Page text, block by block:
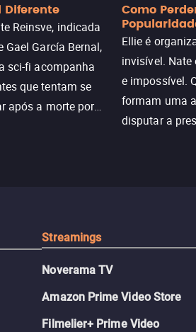
Diferente
Reinsve, indicada
Gael García Bernal,
sci-fi acompanha
que tentam se
após a morte por
Como
Ellie é
invisível. Nate
e impossível.
formam uma
disputar a
Streamings
Noverama TV
Amazon Prime Video Store
Filmelier+ Prime Video